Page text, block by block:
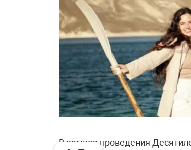
В рамках проведения